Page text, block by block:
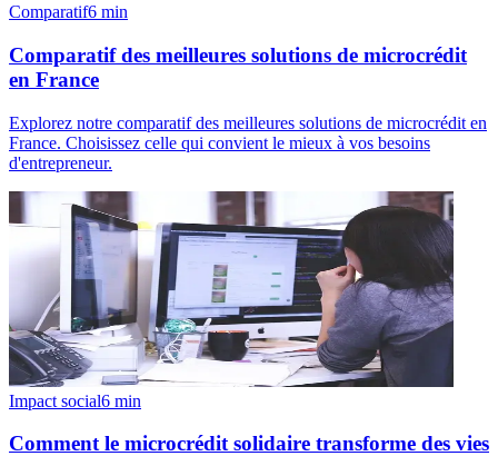
Comparatif6 min
Comparatif des meilleures solutions de microcrédit
en France
Explorez notre comparatif des meilleures solutions de microcrédit en
France. Choisissez celle qui convient le mieux à vos besoins
d'entrepreneur.
Impact social6 min
Comment le microcrédit solidaire transforme des vies